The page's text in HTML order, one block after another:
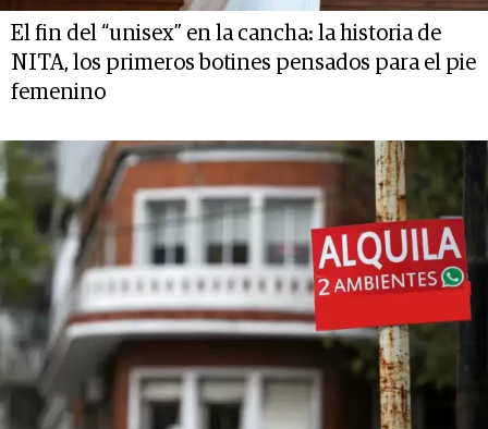
El fin del “unisex” en la cancha: la historia de
NITA, los primeros botines pensados para el pie
femenino